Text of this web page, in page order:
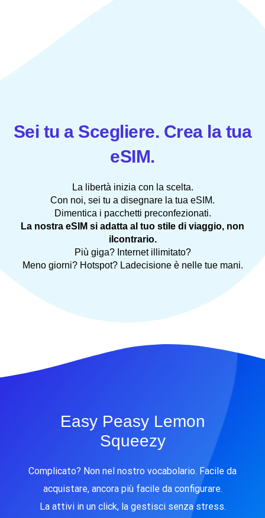
Sei tu a Scegliere. Crea la tua
eSIM.
La libertà inizia con la scelta.
Con noi, sei tu a disegnare la tua eSIM.
Dimentica i pacchetti preconfezionati.
La nostra eSIM si adatta al tuo stile di viaggio, non
ilcontrario.
Più giga? Internet illimitato?
Meno giorni? Hotspot? Ladecisione è nelle tue mani.
Easy Peasy Lemon
Squeezy
Complicato? Non nel nostro vocabolario. Facile da
acquistare, ancora più facile da configurare.
La attivi in un click, la gestisci senza stress.